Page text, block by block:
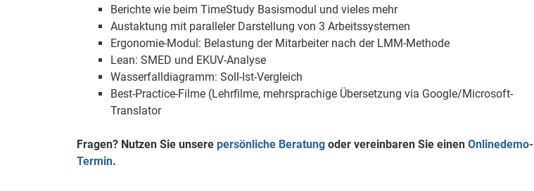
Berichte wie beim TimeStudy Basismodul und vieles mehr
Austaktung mit paralleler Darstellung von 3 Arbeitssystemen
Ergonomie-Modul: Belastung der Mitarbeiter nach der LMM-Methode
Lean: SMED und EKUV-Analyse
Wasserfalldiagramm: Soll-Ist-Vergleich
Best-Practice-Filme (Lehrfilme, mehrsprachige Übersetzung via Google/Microsoft-
Translator
Fragen? Nutzen Sie unsere persönliche Beratung oder vereinbaren Sie einen Onlinedemo-
Termin.